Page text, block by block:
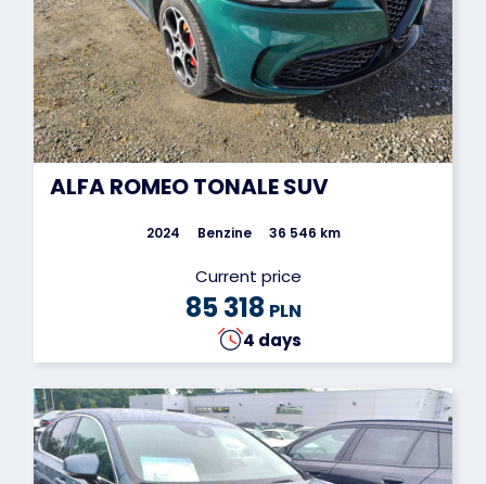
ALFA ROMEO TONALE SUV
2024 Benzine 36 546 km
Current price
85 318 PLN
4 days